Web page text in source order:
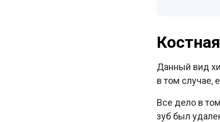
Данный вид
в том случае,
Все дело в
зуб был